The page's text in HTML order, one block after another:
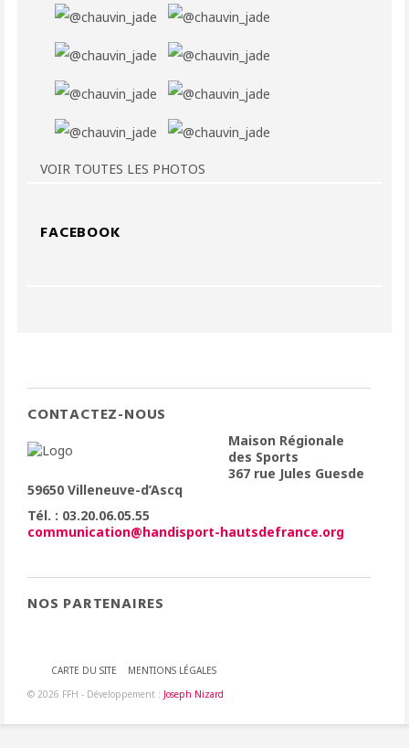
VOIR TOUTES LES PHOTOS
FACEBOOK
CONTACTEZ-NOUS
Maison Régionale
des Sports
367 rue Jules Guesde
59650 Villeneuve-d’Ascq
Tél. : 03.20.06.05.55
communication@handisport-hautsdefrance.org
NOS PARTENAIRES
CARTE DU SITE
MENTIONS LÉGALES
© 2026 FFH - Développement : Joseph Nizard